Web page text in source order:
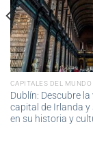
CAPITALES DEL MUNDO
Dublín: Descubre
capital de Irlanda y
en su historia y